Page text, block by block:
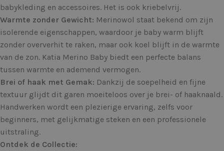
babykleding en accessoires. Het is ook kriebelvrij.
Warmte zonder Gewicht: Merinowol staat bekend om zijn
isolerende eigenschappen, waardoor je baby warm blijft
zonder oververhit te raken, maar ook koel blijft in de warmte
van de zon. Katia Merino Baby biedt een perfecte balans
tussen warmte en ademend vermogen.
Brei of haak met Gemak: Dankzij de soepelheid en fijne
textuur glijdt dit garen moeiteloos over je brei- of haaknaald.
Handwerken wordt een plezierige ervaring, zelfs voor
beginners, met gelijkmatige steken en een professionele
uitstraling.
Ontdek de Collectie: